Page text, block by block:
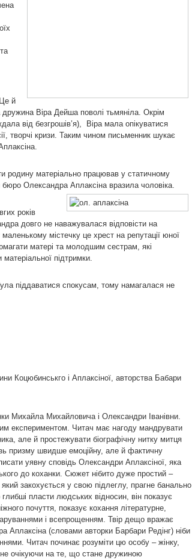
й
Віра Дейша поволі тьмяніла. Окрім
від безгрошів’я), Віра мала опікуватися
творчі кризи. Таким чином письменник шукає
родину матеріально працював у статичному
Олександра Аплаксіна вразила чоловіка.
років
довго не наважувалася відповісти на
містечку це хрест на репутації юної
матері та молодшим сестрам, які
підтримки.
піддаватися спокусам, тому намагалася не
Коцюбинськго і Аплаксіної, авторства Бабари
Михайла Михайловича і Олександри Іванівни.
експериментом. Читач має нагоду мандрувати
але й простежувати біографічну нитку митця
призму швидше емоційну, але й фактичну
уявну сповідь Олександри Аплаксіної, яка
до коханки. Сюжет нібито дуже простий –
закохується у свою підлеглу, прагне банально
пласти людських відносин, він показує
почуття, показує кохання літературне,
і всепрощенням. Твір дещо вражає
(словами авторки Барбари Редінг) ніби
Читач починає розуміти цю особу – жінку,
очікуючи на те, що стане дружиною